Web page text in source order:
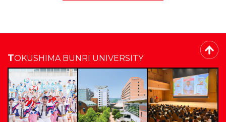
TOKUSHIMA BUNRI UNIVERSITY